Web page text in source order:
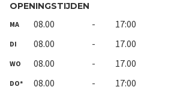
OPENINGSTIJDEN
MA 08.00 - 17:00
DI 08.00 - 17.00
WO 08.00 - 17.00
DO* 08.00 - 17:00